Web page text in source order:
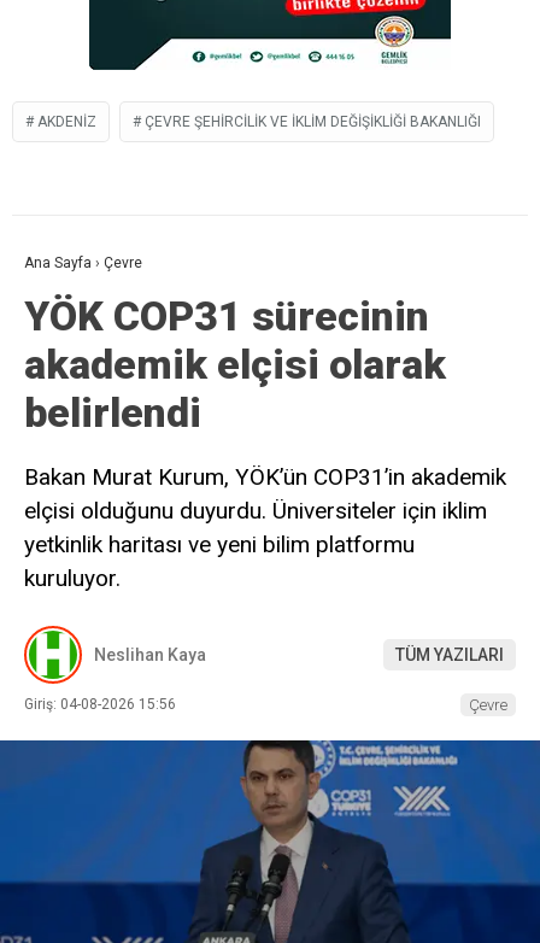
AKDENIZ ÇEVRE ŞEHIRCILIK VE İKLIM DEĞIŞIKLIĞI BAKANLIĞI
Ana Sayfa › Çevre
YÖK COP31 sürecinin
akademik elçisi olarak
belirlendi
Bakan Murat Kurum, YÖK’ün COP31’in akademik
elçisi olduğunu duyurdu. Üniversiteler için iklim
yetkinlik haritası ve yeni bilim platformu
kuruluyor.
Neslihan Kaya TÜM YAZILARI
Giriş: 04-08-2026 15:56 Çevre